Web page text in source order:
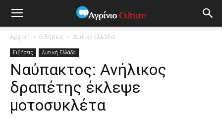
Αρχική Ειδήσεις Δυτική Ελλάδα
Ειδήσεις Δυτική Ελλάδα
Nαύπακτος: Ανήλικος
δραπέτης έκλεψε
μοτοσυκλέτα